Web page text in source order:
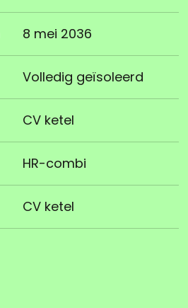
8 mei 2036
Volledig geïsoleerd
CV ketel
HR-combi
CV ketel